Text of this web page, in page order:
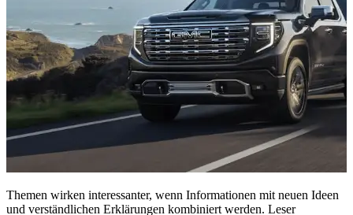
Themen wirken interessanter, wenn Informationen mit neuen Ideen
und verständlichen Erklärungen kombiniert werden. Leser